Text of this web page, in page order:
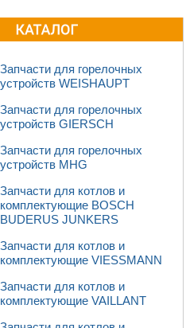
Запчасти для горелочных
устройств WEISHAUPT
Запчасти для горелочных
устройств GIERSCH
Запчасти для горелочных
устройств MHG
Запчасти для котлов и
комплектующие BOSCH
BUDERUS JUNKERS
Запчасти для котлов и
комплектующие VIESSMANN
Запчасти для котлов и
комплектующие VAILLANT